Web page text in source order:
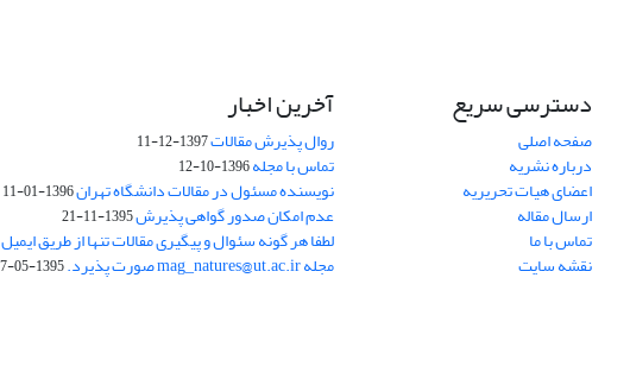
دسترسی سریع
صفحه اصلی
درباره نشریه
اعضای هیات تحریریه
ارسال مقاله
تماس با ما
نقشه سایت
آخرین اخبار
روال پذیرش مقالات1397-12-11
تماس با مجله1396-10-12
نویسنده مسئول در مقالات دانشگاه تهران1396-01-11
عدم امکان صدور گواهی پذیرش1395-11-21
لطفا هر گونه سئوال و پیگیری مقالات تنها از طریق ایمیل
مجله mag_natures@ut.ac.ir صورت پذیرد. 1395-05-27